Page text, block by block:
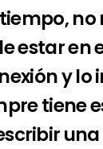
estar en
y lo
tiene
La
las
Río y
13, 2026